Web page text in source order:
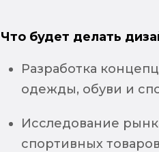
Что будет делать
Разработка
одежды, обуви и
Исследование
спортивных товаров